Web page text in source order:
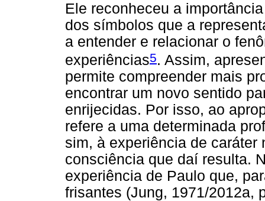
Ele reconheceu a
dos símbolos que a
a entender e relacionar o
experiências5. Assim,
permite compreender mais
encontrar um novo sentido
enrijecidas. Por isso, ao
refere a uma determinada
sim, à experiência de caráter
consciência que daí resulta.
experiência de Paulo que,
frisantes (Jung, 1971/2012a,